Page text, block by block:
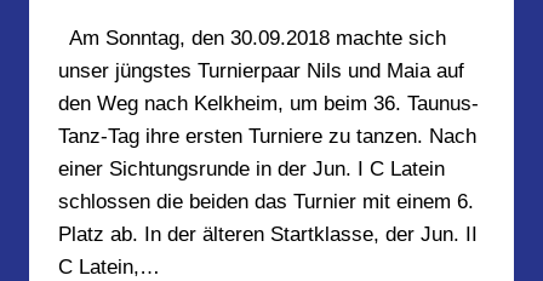
Am Sonntag, den 30.09.2018 machte sich
unser jüngstes Turnierpaar Nils und Maia auf
den Weg nach Kelkheim, um beim 36. Taunus-
Tanz-Tag ihre ersten Turniere zu tanzen. Nach
einer Sichtungsrunde in der Jun. I C Latein
schlossen die beiden das Turnier mit einem 6.
Platz ab. In der älteren Startklasse, der Jun. II
C Latein,…